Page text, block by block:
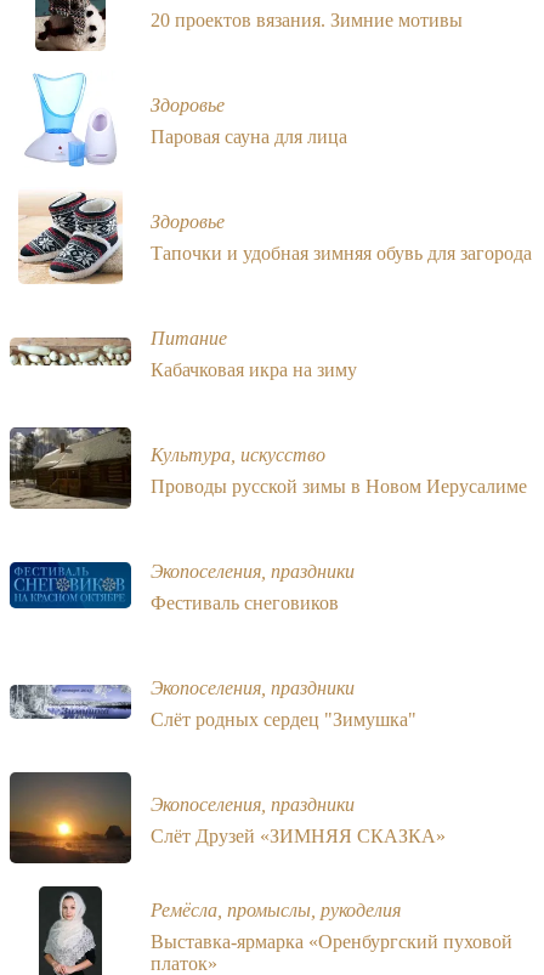
20 проектов вязания. Зимние мотивы
Здоровье
Паровая сауна для лица
Здоровье
Тапочки и удобная зимняя обувь для загорода
Питание
Кабачковая икра на зиму
Культура, искусство
Проводы русской зимы в Новом Иерусалиме
Экопоселения, праздники
Фестиваль cнеговиков
Экопоселения, праздники
Слёт родных сердец "Зимушка"
Экопоселения, праздники
Слёт Друзей «ЗИМНЯЯ СКАЗКА»
Ремёсла, промыслы, рукоделия
Выставка-ярмарка «Оренбургский пуховой
платок»